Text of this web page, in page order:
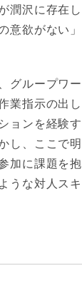
潤沢に存在
意欲がない
グループワ
業指示の出
ョンを経験
し、ここで
加に課題を
うな対人ス